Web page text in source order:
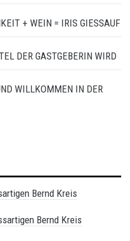
+ WEIN = IRIS GIESSAUF
DER GASTGEBERIN WIRD
WILLKOMMEN IN DER
Bernd Kreis
Bernd Kreis